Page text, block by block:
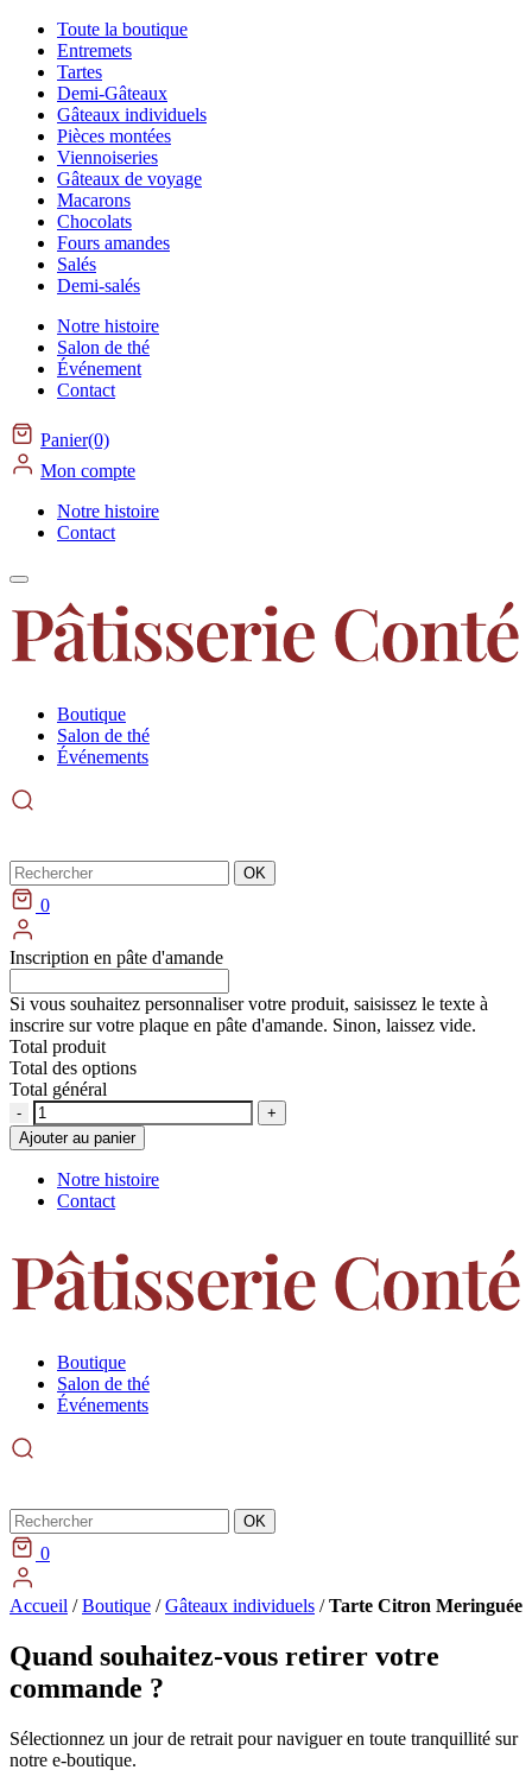
Toute la boutique
Entremets
Tartes
Demi-Gâteaux
Gâteaux individuels
Pièces montées
Viennoiseries
Gâteaux de voyage
Macarons
Chocolats
Fours amandes
Salés
Demi-salés
Notre histoire
Salon de thé
Événement
Contact
Panier(0)
Mon compte
Notre histoire
Contact
Boutique
Salon de thé
Événements
Rechercher OK
0
Inscription en pâte d'amande
Si vous souhaitez personnaliser votre produit, saisissez le texte à
inscrire sur votre plaque en pâte d'amande. Sinon, laissez vide.
Total produit
Total des options
Total général
Quantité
Ajouter au panier
Notre histoire
Contact
Boutique
Salon de thé
Événements
Rechercher OK
0
Accueil /Boutique /Gâteaux individuels /Tarte Citron Meringuée
Quand souhaitez-vous retirer votre
commande ?
Sélectionnez un jour de retrait pour naviguer en toute tranquillité sur
notre e-boutique.